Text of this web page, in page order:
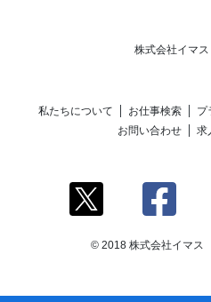
株式会社イマス
私たちについて お仕事検索 プ
お問い合わせ
求
© 2018 株式会社イマ